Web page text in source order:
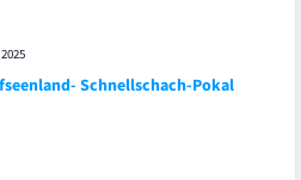
Schnellschach-Pokal